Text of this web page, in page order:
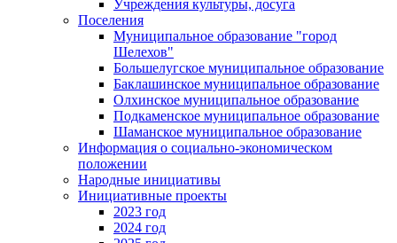
Учреждения культуры, досуга
Поселения
Муниципальное образование "город
Шелехов"
Большелугское муниципальное образование
Баклашинское муниципальное образование
Олхинское муниципальное образование
Подкаменское муниципальное образование
Шаманское муниципальное образование
Информация о социально-экономическом
положении
Народные инициативы
Инициативные проекты
2023 год
2024 год